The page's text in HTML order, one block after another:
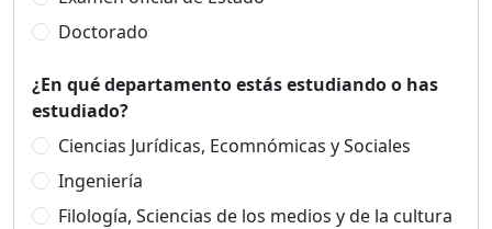
Doctorado
¿En qué departamento estás estudiando o has
estudiado?
Ciencias Jurídicas, Ecomnómicas y Sociales
Ingeniería
Filología, Sciencias de los medios y de la cultura